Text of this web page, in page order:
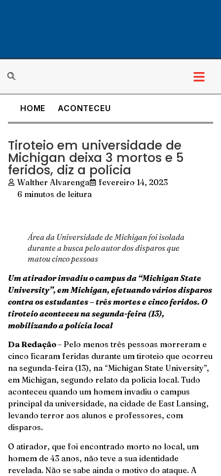
HOME ACONTECEU
Tiroteio em universidade de
Michigan deixa 3 mortos e 5
feridos, diz a polícia
Walther Alvarenga
fevereiro 14, 2023
6 minutos de leitura
Área da Universidade de Michigan foi isolada
durante a busca pelo autor dos disparos que
matou cinco pessoas
Um atirador invadiu o campus da “Michigan State
University”, em Michigan, efetuando vários disparos
contra os estudantes – três mortes e cinco feridos. O
tiroteio aconteceu na segunda-feira (13),
mobilizando a polícia local
Da Redação– Pelo menos três pessoas morreram e
cinco ficaram feridas durante um tiroteio que ocorreu
na segunda-feira (13), na “Michigan State University”,
em Michigan, segundo relato da policia local. Tudo
aconteceu quando um homem invadiu o campus
principal da universidade, na cidade de East Lansing,
levando terror aos alunos e professores, com
disparos.
O atirador, que foi encontrado morto no local, um
homem de 43 anos, não teve a sua identidade
revelada. Não se sabe ainda o motivo do ataque. A